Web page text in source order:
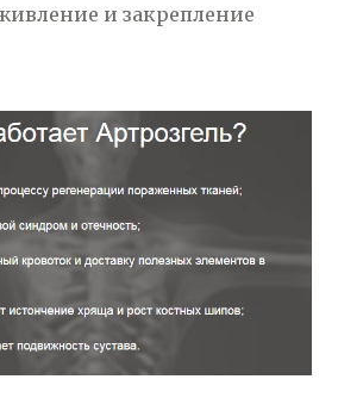
и закрепление